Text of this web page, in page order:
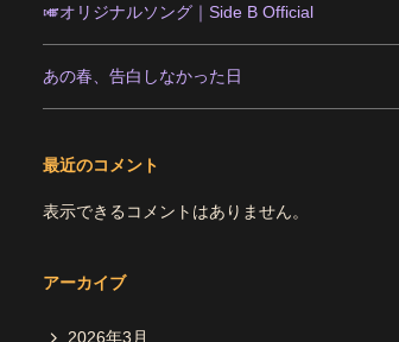
🎺オリジナルソング｜Side B Official
あの春、告白しなかった日
最近のコメント
表示できるコメントはありません。
アーカイブ
2026年3月